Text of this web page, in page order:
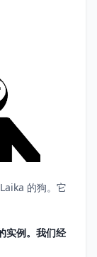
的狗。它
实例。我们经